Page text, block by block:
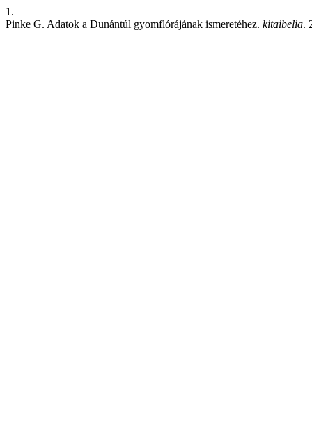
1.
Pinke G. Adatok a Dunántúl gyomflórájának ismeretéhez. kitaibelia.